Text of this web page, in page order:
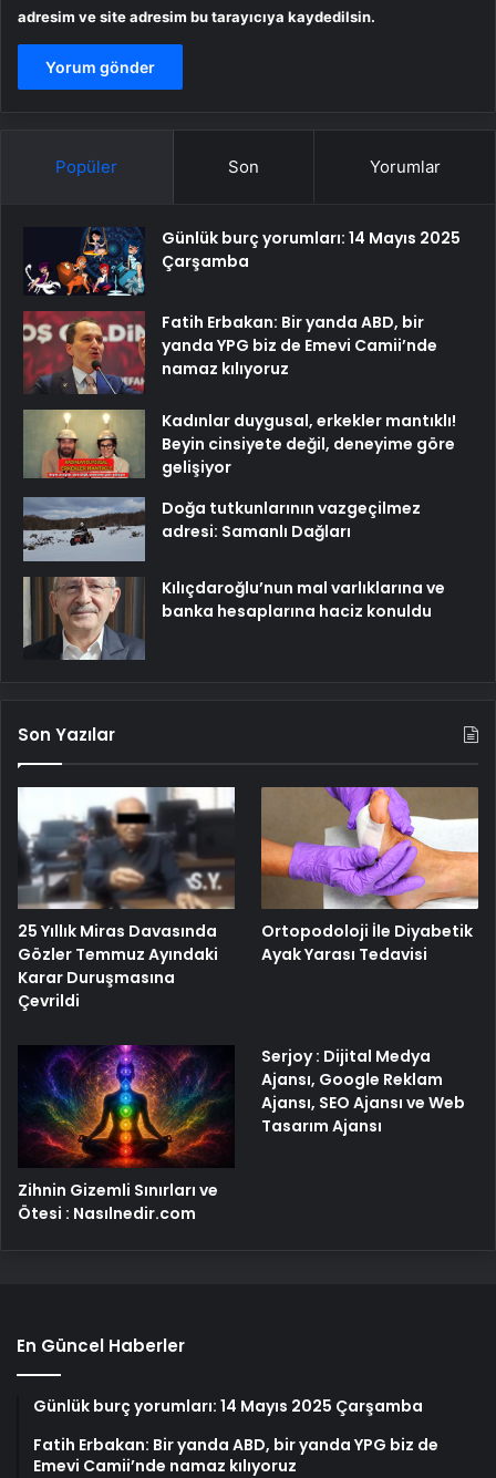
adresim ve site adresim bu tarayıcıya kaydedilsin.
Popüler Son Yorumlar
Günlük burç yorumları: 14 Mayıs 2025
Çarşamba
Fatih Erbakan: Bir yanda ABD, bir
yanda YPG biz de Emevi Camii’nde
namaz kılıyoruz
Kadınlar duygusal, erkekler mantıklı!
Beyin cinsiyete değil, deneyime göre
gelişiyor
Doğa tutkunlarının vazgeçilmez
adresi: Samanlı Dağları
Kılıçdaroğlu’nun mal varlıklarına ve
banka hesaplarına haciz konuldu
Son Yazılar
25 Yıllık Miras Davasında
Gözler Temmuz Ayındaki
Karar Duruşmasına
Çevrildi
Ortopodoloji İle Diyabetik
Ayak Yarası Tedavisi
Zihnin Gizemli Sınırları ve
Ötesi : Nasılnedir.com
Serjoy : Dijital Medya
Ajansı, Google Reklam
Ajansı, SEO Ajansı ve Web
Tasarım Ajansı
En Güncel Haberler
Günlük burç yorumları: 14 Mayıs 2025 Çarşamba
Fatih Erbakan: Bir yanda ABD, bir yanda YPG biz de
Emevi Camii’nde namaz kılıyoruz